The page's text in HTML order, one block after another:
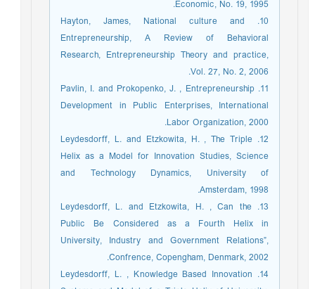
Economic, No. 19, 1995.
10. Hayton, James, National culture and
Entrepreneurship, A Review of Behavioral
Research, Entrepreneurship Theory and practice,
Vol. 27, No. 2, 2006.
11. Pavlin, I. and Prokopenko, J. , Entrepreneurship
Development in Public Enterprises, International
Labor Organization, 2000.
12. Leydesdorff, L. and Etzkowita, H. , The Triple
Helix as a Model for Innovation Studies, Science
and Technology Dynamics, University of
Amsterdam, 1998.
13. Leydesdorff, L. and Etzkowita, H. , Can the
Public Be Considered as a Fourth Helix in
University, Industry and Government Relations”,
Confrence, Copengham, Denmark, 2002.
14. Leydesdorff, L. , Knowledge Based Innovation